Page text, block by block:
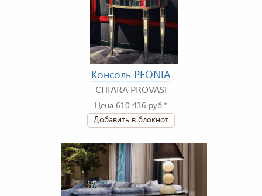
Консоль PEONIA
CHIARA PROVASI
Цена 610 436 руб.*
Добавить в блокнот